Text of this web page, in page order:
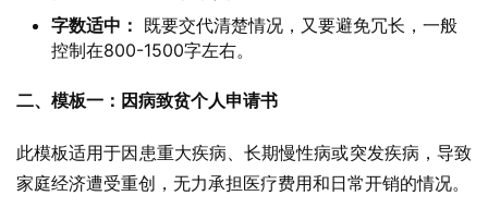
字数适中： 既要交代清楚情况，又要避免冗长，一般
控制在800-1500字左右。
二、模板一：因病致贫个人申请书
此模板适用于因患重大疾病、长期慢性病或突发疾病，导致
家庭经济遭受重创，无力承担医疗费用和日常开销的情况。